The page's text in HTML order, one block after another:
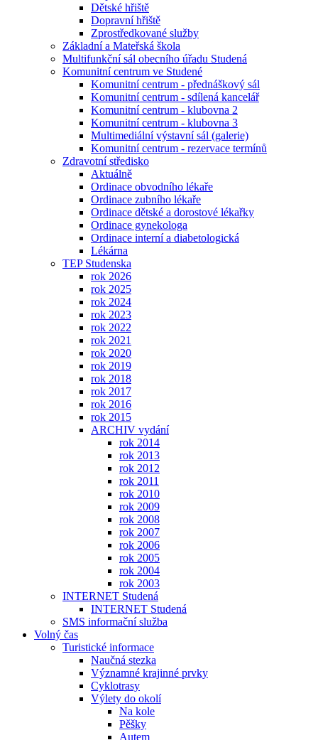
Dětské hřiště
Dopravní hřiště
Zprostředkované služby
Základní a Mateřská škola
Multifunkční sál obecního úřadu Studená
Komunitní centrum ve Studené
Komunitní centrum - přednáškový sál
Komunitní centrum - sdílená kancelář
Komunitní centrum - klubovna 2
Komunitní centrum - klubovna 3
Multimediální výstavní sál (galerie)
Komunitní centrum - rezervace termínů
Zdravotní středisko
Aktuálně
Ordinace obvodního lékaře
Ordinace zubního lékaře
Ordinace dětské a dorostové lékařky
Ordinace gynekologa
Ordinace interní a diabetologická
Lékárna
TEP Studenska
rok 2026
rok 2025
rok 2024
rok 2023
rok 2022
rok 2021
rok 2020
rok 2019
rok 2018
rok 2017
rok 2016
rok 2015
ARCHIV vydání
rok 2014
rok 2013
rok 2012
rok 2011
rok 2010
rok 2009
rok 2008
rok 2007
rok 2006
rok 2005
rok 2004
rok 2003
INTERNET Studená
INTERNET Studená
SMS informační služba
Volný čas
Turistické informace
Naučná stezka
Významné krajinné prvky
Cyklotrasy
Výlety do okolí
Na kole
Pěšky
Autem